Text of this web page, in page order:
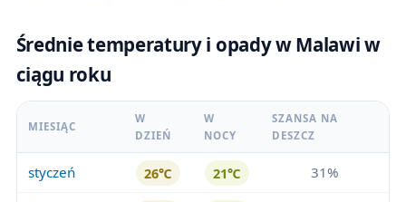
Średnie temperatury i opady w Malawi w
ciągu roku
MIESIĄC
W
DZIEŃ
W
NOCY
SZANSA NA
DESZCZ
styczeń 26℃ 21℃ 31%